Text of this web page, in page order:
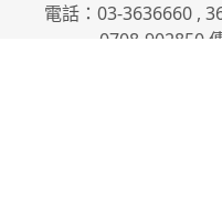
電話：03-3636660 ,
0708-902850